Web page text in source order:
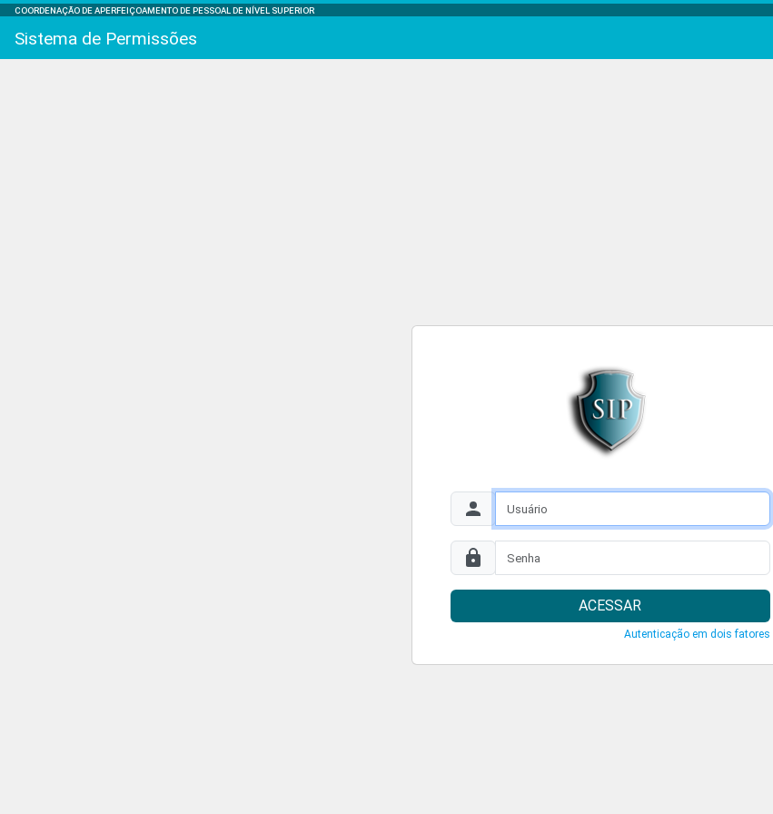
COORDENAÇÃO DE APERFEIÇOAMENTO DE PESSOAL DE NÍVEL SUPERIOR
Sistema de Permissões
ACESSAR
Autenticação em dois fatores